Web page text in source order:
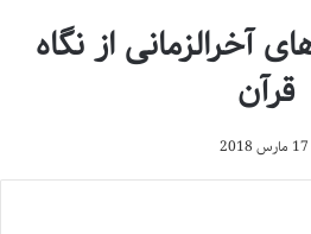
آخرالزمانی از نگاه
قرآن
17 مارس 2018